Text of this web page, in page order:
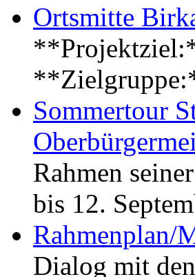
Ortsmitte
Sommertour
Rahmen
bis 12.
Rahmenplan/
Dialog mit